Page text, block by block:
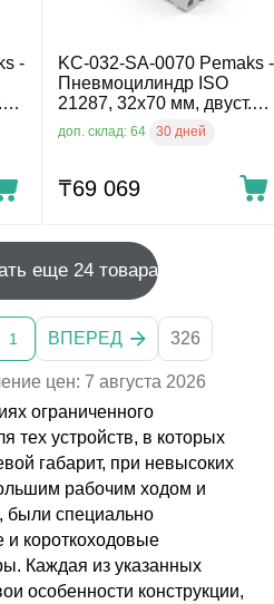
-
KC-032-SA-0070 Pemaks -
Пневмоцилиндр ISO
21287, 32x70 мм, двуст.
действ., внутр. резьба
доп. склад: 64 30 дней
₸69 069
еще 24 товара
1 ВПЕРЕД 326
цен: 7 августа 2026
ограниченного
тех устройств, в которых
габарит, при невысоких
рабочим ходом и
были специально
и короткоходовые
Каждая из указанных
особенности конструкции,